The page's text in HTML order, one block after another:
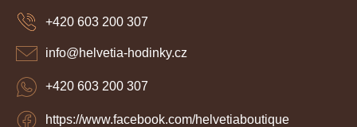
info@helvetia-hodinky.cz
+420 603 200 307
https://www.facebook.com/helvetiaboutique
+420 603 200 307